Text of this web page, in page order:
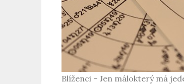
Blíženci – Jen málokterý má